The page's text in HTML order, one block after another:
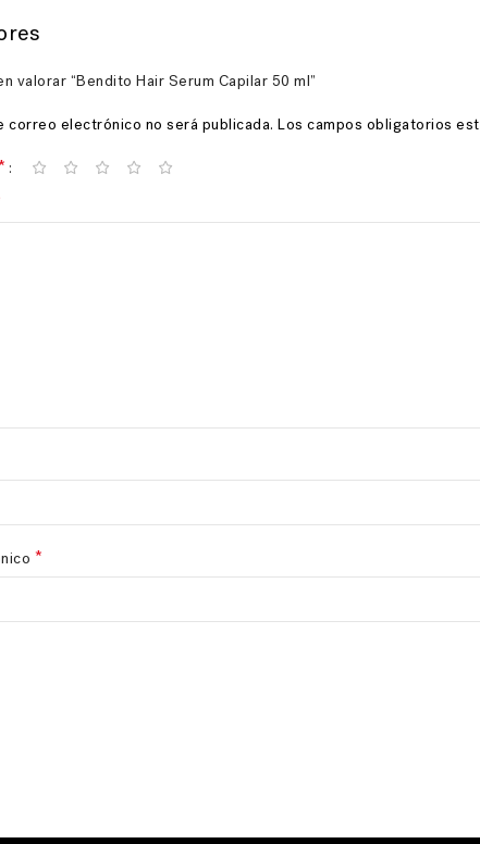
valorar “Bendito Hair Serum Capilar 50 ml”
correo electrónico no será publicada. Los campos obligatorios
*